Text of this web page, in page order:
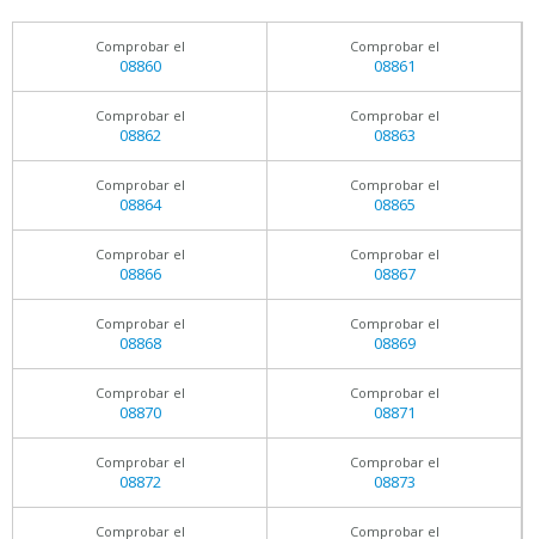
Comprobar el
08860
Comprobar el
08861
Comprobar el
08862
Comprobar el
08863
Comprobar el
08864
Comprobar el
08865
Comprobar el
08866
Comprobar el
08867
Comprobar el
08868
Comprobar el
08869
Comprobar el
08870
Comprobar el
08871
Comprobar el
08872
Comprobar el
08873
Comprobar el Comprobar el